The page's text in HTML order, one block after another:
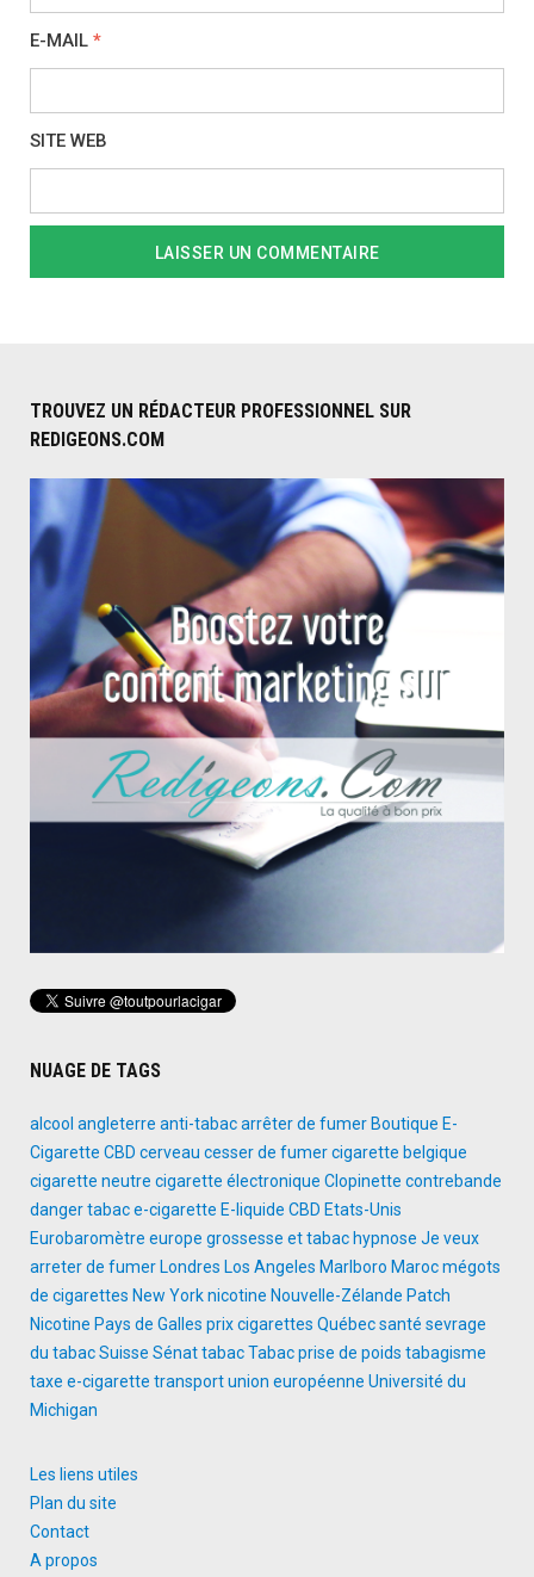
E-MAIL *
SITE WEB
TROUVEZ UN RÉDACTEUR PROFESSIONNEL SUR
REDIGEONS.COM
NUAGE DE TAGS
alcool angleterre anti-tabacarrêter de fumer Boutique E-
Cigarette CBD cerveau cesser de fumercigarette belgique
cigarette neutre cigarette électronique Clopinette contrebande
danger tabace-cigarette E-liquide CBD Etats-Unis
Eurobaromètre europe grossesse et tabac hypnose Je veux
arreter de fumer Londres Los Angeles Marlboro Marocmégots
de cigarettes New Yorknicotine Nouvelle-Zélande Patch
Nicotine Pays de Galles prix cigarettes Québecsanté sevrage
du tabacSuisse SénattabacTabac prise de poids tabagisme
taxe e-cigarette transportunion européenne Université du
Michigan
Les liens utiles
Plan du site
Contact
A propos